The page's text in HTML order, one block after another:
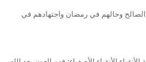
وحالهم في رمضان واجتهادهم في